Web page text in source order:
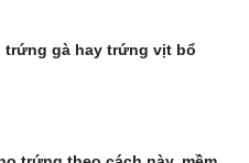
trứng gà hay trứng vịt bổ